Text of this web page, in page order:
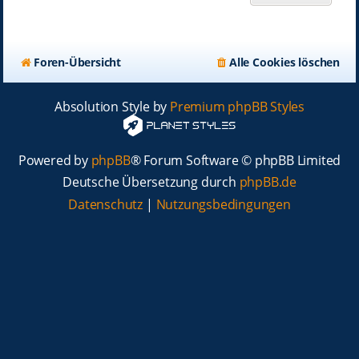
Foren-Übersicht Alle Cookies löschen
Absolution Style by Premium phpBB Styles
Powered by phpBB® Forum Software © phpBB Limited
Deutsche Übersetzung durch phpBB.de
Datenschutz | Nutzungsbedingungen